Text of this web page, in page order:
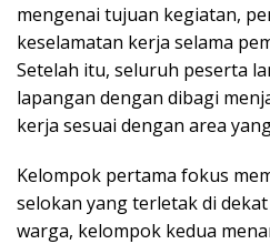
mengenai tujuan kegiatan,
keselamatan kerja selama
Setelah itu, seluruh peserta
lapangan dengan dibagi
kerja sesuai dengan area
Kelompok pertama fokus
selokan yang terletak di
warga, kelompok kedua